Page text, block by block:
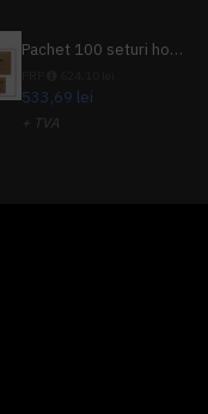
Pachet 100 seturi hoteliere, set dentar, set barbierit, casca de dus, pila unghii, set cusut
533,69 lei
+ TVA